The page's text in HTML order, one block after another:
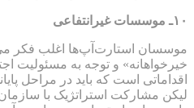
۱۰ـ موسسات غیرانتفاعی
موسسان استارت‌آپ‌ها اغلب فکر
اقداماتی است که باید در مراحل
لیکن مشارکت استراتژیک با